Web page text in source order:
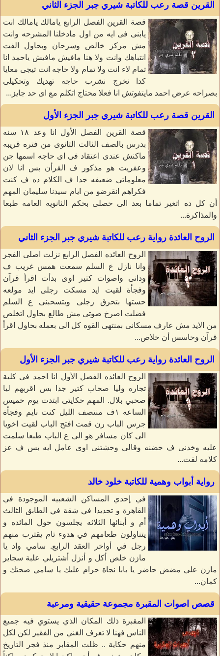
القرين قصة رعب للكاتبة شيري جبر الجزء الثاني
قصة القرين الفصل الرابع يامالك يامالك انت
يابنى فى ايه من اول مادخلنا المشرحه وانت
مش مركز خالص وسرحان وبحاول الفت
انتباهك وانت ولا هنا مافيش مافيش ياحمد انا
تمام لاء انت ولا تمام ولا حاجه انت تيجى معايا
كدا نخرج نشرب حاجه تهديك وتحكيلى
بصراحه عرض احمد مايتفوتش انا فعلا محتاج اتكلم مع اى حد جايز...
القرين قصة رعب للكاتبة شيري جبر الجزء الأول
قصة القرين الفصل الأول انا وعد ١٨ سنه
بدرس بالصف الثالث الثانوى من فتره قريبه
ماكنش عندى اعتقاد فى اى حاجه اسمها جن
وعفريت هو مذكور ف القرأن بس انا لان
معلوماتى ضعيفه جدا ف الكلام ده ف كنت
فكراهم انقرضو من ايام سيدنا سليمان المهم
أن كل ده اتغير تماما بعد الى حصلى بحكم الثانويه العامه طبعا
والمذاكرة...
الروح العائدة رواية رعب للكاتبة شيري جبر الجزء الثاني
الروح العائده الفصل الرابع نزلت اصلى الفجر
وانا نازل ع السلم سمعت همس غريب ف
ودانى واصوات كتير اوى بدأت اقرأ قرآن
وفجأة لقيت ايد مسكت رجلى ايد مولعه
حستها بتحرق رجلى وبتسحبنى ع السلم
فضلت اصرخ صوتى مش طالع بحاول اتخلص
من الايد مش عارف مسكانى بمنتهى القوه كل الى بعمله بحاول اقرأ
قرآن وحاسس أن خلاص...
الروح العائدة رواية رعب للكاتبة شيري جبر الجزء الأول
الروح العائده الفصل الأول انا احمد فى كلية
تجاره وليا صحاب كتير جدا بس اقربهم ليا
صحبي بلال. المهم حكايتى ابتدت يوم خميس
الساعه ١ف منتصف الليل كنت نايم وفجأة
جرس الباب رن قمت افتح الباب لقيت اخويا
الى كان مسافر هو الى ع الباب طبعا سلمت
عليه وخدنى ف حضنه وقالى وحشتنى اوى عامل ايه بس ف عز
كلامه لفت...
رواية أبواب وهمية للكاتبة خلود خالد
في إحدي المساكن الشعبيه الموجودة في
القاهرة و تحديدا في شقة في الطابق الثالث
أم و أبنائها الثلاثه يجلسون حول المائده و
يتناولون طعامهم في هدوء تام يقترب منهم
رجل في أواخر العقد الرابع. سامي واد يا
مازن خلص أكل و أنزل أشتريلي علبة سجاير
مازن علي مضض حاضر يا بابا نجاة حرام عليك يا سامي صحتك و
كمان...
قصص اصوات المقبرة مجموعة حقيقية ومرعبة
المقبرة ذلك المكان الذي يستوي فيه جميع
الناس فهنا لا تعرف الغني من الفقير لكن لكل
منهم حكاية .. ظلت المقابر منذ فجر التاريخ